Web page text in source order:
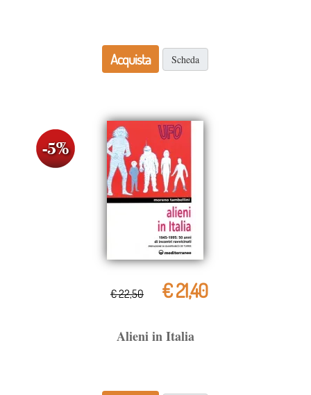
Acquista Scheda
€ 22,50 € 21,40
Alieni in Italia